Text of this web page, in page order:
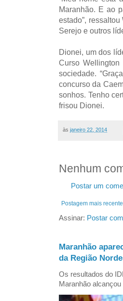
Maranhão. E ao
estado”,
Serejo e outros
Dionei, um dos
Curso
sociedade.
concurso da
sonhos. Tenho
frisou Dionei.
às janeiro 22, 2014
Nenhum
Postar um
Postagem mais recente
Assinar: Postar
Maranhão
da Região
Os resultados do
Maranhão